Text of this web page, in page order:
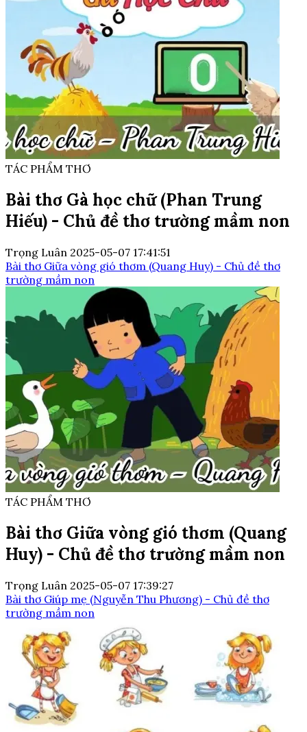
TÁC PHẨM THƠ
Bài thơ Gà học chữ (Phan Trung
Hiếu) - Chủ đề thơ trường mầm non
Trọng Luân 2025-05-07 17:41:51
Bài thơ Giữa vòng gió thơm (Quang Huy) - Chủ đề thơ
trường mầm non
TÁC PHẨM THƠ
Bài thơ Giữa vòng gió thơm (Quang
Huy) - Chủ đề thơ trường mầm non
Trọng Luân 2025-05-07 17:39:27
Bài thơ Giúp mẹ (Nguyễn Thu Phương) - Chủ đề thơ
trường mầm non